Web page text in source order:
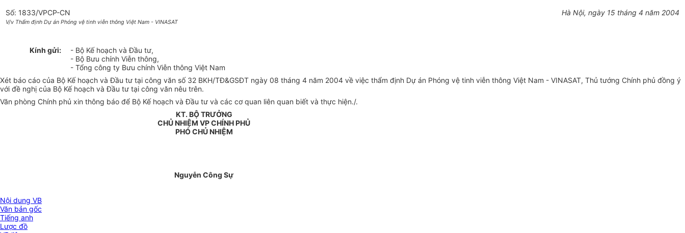
Số: 1833/VPCP-CN
V/v Thẩm định Dự án Phóng vệ tinh viễn thông Việt Nam - VINASAT
Hà Nội, ngày 15 tháng 4 năm 2004
Kính gửi:
- Bộ Kế hoạch và Đầu tư,
- Bộ Bưu chính Viễn thông,
- Tổng công ty Bưu chính Viễn thông Việt Nam
Xét báo cáo của Bộ Kế hoạch và Đầu tư tại công văn số 32 BKH/TĐ&GSĐT ngày 08 tháng 4 năm 2004 về việc thẩm định Dự án Phóng vệ tinh viễn thông Việt Nam - VINASAT, Thủ tướng Chính phủ đồng ý
với đề nghị của Bộ Kế hoạch và Đầu tư tại công văn nêu trên.
Văn phòng Chính phủ xin thông báo để Bộ Kế hoạch và Đầu tư và các cơ quan liên quan biết và thực hiện./.
KT. BỘ TRƯỞNG
CHỦ NHIỆM VP CHÍNH PHỦ
PHÓ CHỦ NHIỆM
Nguyễn Công Sự
Nội dung VB
Văn bản gốc
Tiếng anh
Lược đồ